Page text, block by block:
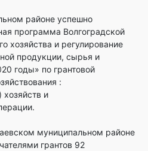
районе успешно
программа Волгоградской
хозяйства и регулирование
продукции, сырья и
годы» по грантовой
:
и
муниципальном районе
грантов 92